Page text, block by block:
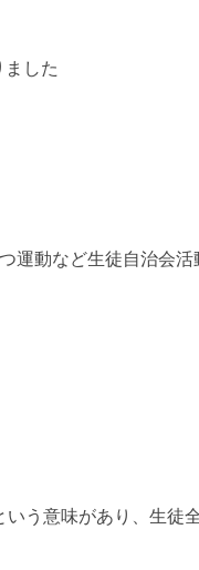
ました
動など生徒自治会
う意味があり、生